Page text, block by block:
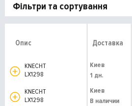
Фільтри та сортування
Опис Доставка
KNECHT
LX1298
Киев
1 дн.
KNECHT
LX1298
Киев
В наличии